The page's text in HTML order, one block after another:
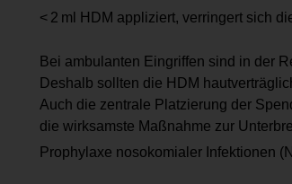
< 2 ml HDM appliziert, verringert sich
Bei ambulanten Eingriffen sind in der
Deshalb sollten die HDM
Auch die zentrale Platzierung der
die wirksamste Maßnahme zur
Prophylaxe nosokomialer Infektionen